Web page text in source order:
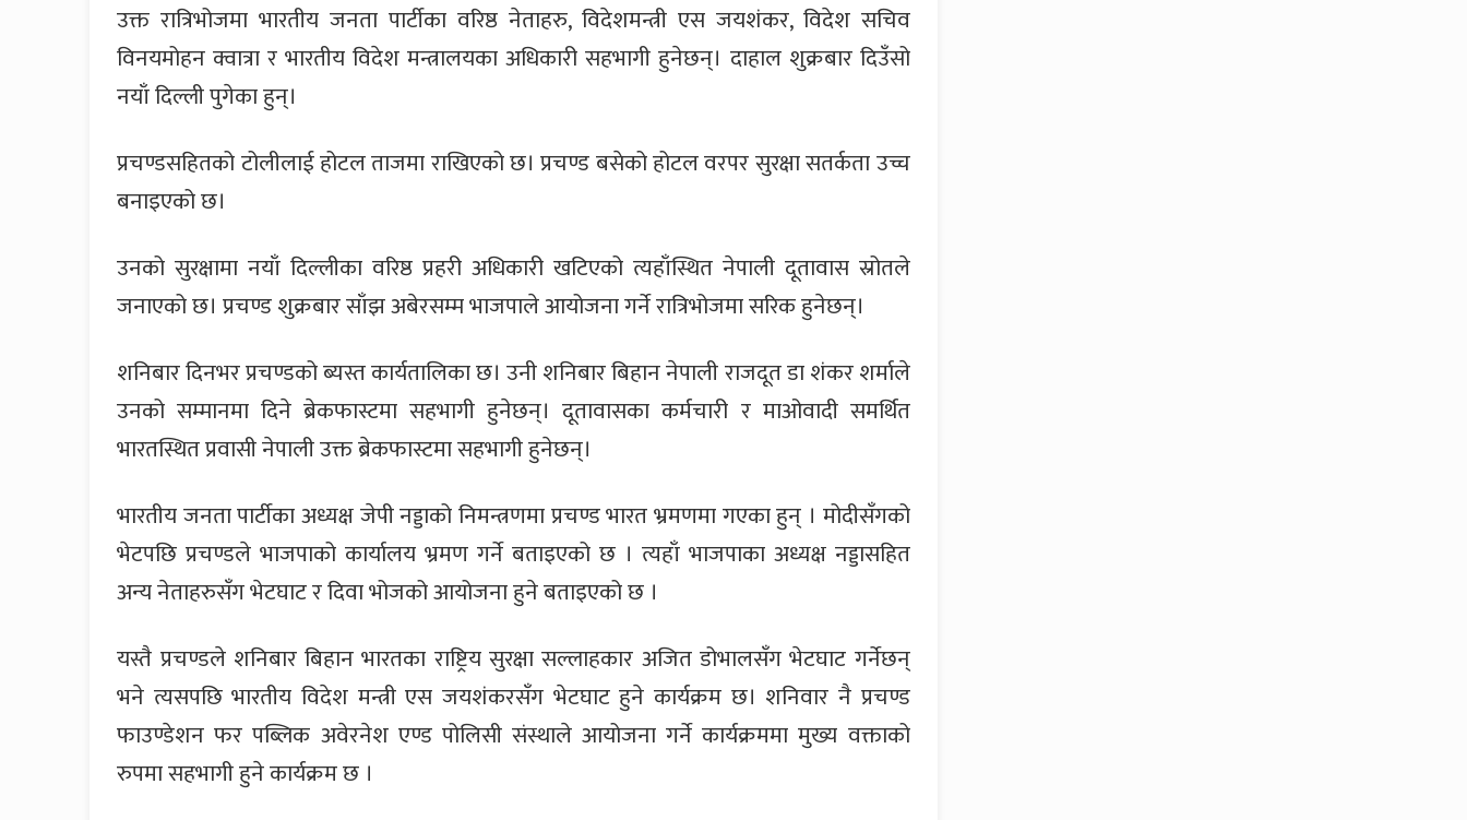
उक्त रात्रिभोजमा भारतीय जनता पार्टीका वरिष्ठ नेताहरु, विदेशमन्त्री एस जयशंकर, विदेश सचिव
विनयमोहन क्वात्रा र भारतीय विदेश मन्त्रालयका अधिकारी सहभागी हुनेछन्। दाहाल शुक्रबार दिउँसो
नयाँ दिल्ली पुगेका हुन्।
प्रचण्डसहितको टोलीलाई होटल ताजमा राखिएको छ। प्रचण्ड बसेको होटल वरपर सुरक्षा सतर्कता उच्च
बनाइएको छ।
उनको सुरक्षामा नयाँ दिल्लीका वरिष्ठ प्रहरी अधिकारी खटिएको त्यहाँस्थित नेपाली दूतावास स्रोतले
जनाएको छ। प्रचण्ड शुक्रबार साँझ अबेरसम्म भाजपाले आयोजना गर्ने रात्रिभोजमा सरिक हुनेछन्।
शनिबार दिनभर प्रचण्डको ब्यस्त कार्यतालिका छ। उनी शनिबार बिहान नेपाली राजदूत डा शंकर शर्माले
उनको सम्मानमा दिने ब्रेकफास्टमा सहभागी हुनेछन्। दूतावासका कर्मचारी र माओवादी समर्थित
भारतस्थित प्रवासी नेपाली उक्त ब्रेकफास्टमा सहभागी हुनेछन्।
भारतीय जनता पार्टीका अध्यक्ष जेपी नड्डाको निमन्त्रणमा प्रचण्ड भारत भ्रमणमा गएका हुन् । मोदीसँगको
भेटपछि प्रचण्डले भाजपाको कार्यालय भ्रमण गर्ने बताइएको छ । त्यहाँ भाजपाका अध्यक्ष नड्डासहित
अन्य नेताहरुसँग भेटघाट र दिवा भोजको आयोजना हुने बताइएको छ ।
यस्तै प्रचण्डले शनिबार बिहान भारतका राष्ट्रिय सुरक्षा सल्लाहकार अजित डोभालसँग भेटघाट गर्नेछन्
भने त्यसपछि भारतीय विदेश मन्त्री एस जयशंकरसँग भेटघाट हुने कार्यक्रम छ। शनिवार नै प्रचण्ड
फाउण्डेशन फर पब्लिक अवेरनेश एण्ड पोलिसी संस्थाले आयोजना गर्ने कार्यक्रममा मुख्य वक्ताको
रुपमा सहभागी हुने कार्यक्रम छ ।